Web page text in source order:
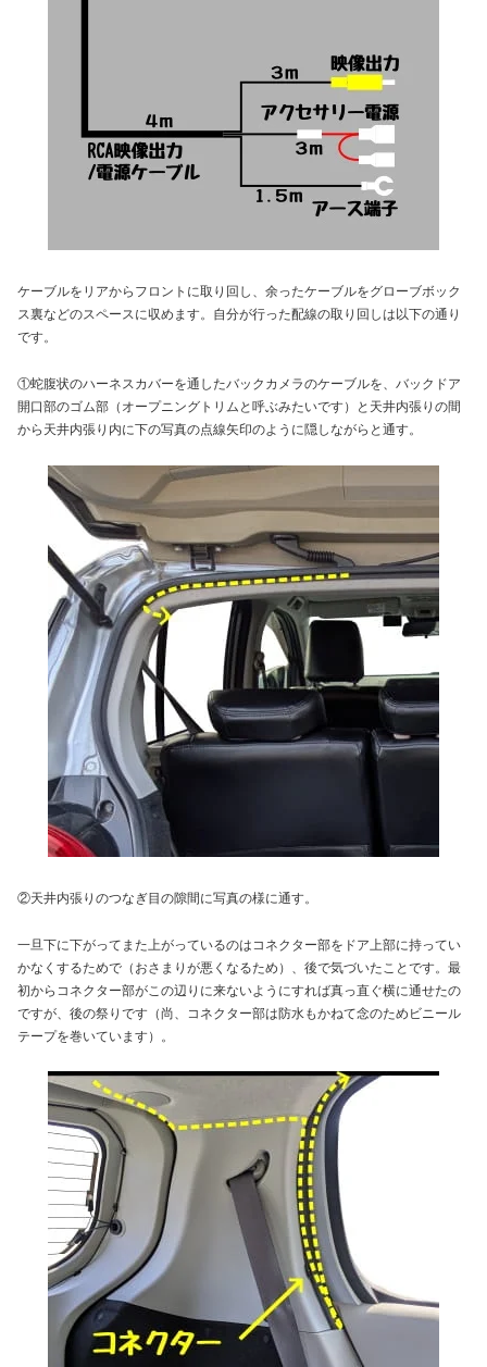
ケーブルをリアからフロントに取り回し、余ったケーブルをグローブボック
ス裏などのスペースに収めます。自分が行った配線の取り回しは以下の通り
です。
①蛇腹状のハーネスカバーを通したバックカメラのケーブルを、バックドア
開口部のゴム部（オープニングトリムと呼ぶみたいです）と天井内張りの間
から天井内張り内に下の写真の点線矢印のように隠しながらと通す。
②天井内張りのつなぎ目の隙間に写真の様に通す。
一旦下に下がってまた上がっているのはコネクター部をドア上部に持ってい
かなくするためで（おさまりが悪くなるため）、後で気づいたことです。最
初からコネクター部がこの辺りに来ないようにすれば真っ直ぐ横に通せたの
ですが、後の祭りです（尚、コネクター部は防水もかねて念のためビニール
テープを巻いています）。